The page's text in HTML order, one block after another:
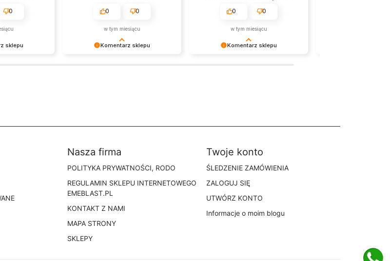
Komentarz sklepu
pewno ponownie.
w tym miesiącu
Komentarz sklepu
w tym miesiącu
Nasza firma
POLITYKA PRYWATNOŚCI, RODO
REGULAMIN SKLEPU INTERNETOWEGO
EMEBLAST.PL
KONTAKT Z NAMI
MAPA STRONY
SKLEPY
Twoje konto
ŚLEDZENIE ZAMÓWIENIA
ZALOGUJ SIĘ
UTWÓRZ KONTO
Informacje o moim blogu